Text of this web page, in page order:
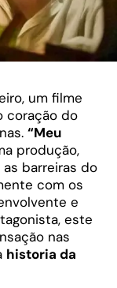
um filme
coração do
“Meu
produção,
barreiras do
com os
e
este
nas
historia da